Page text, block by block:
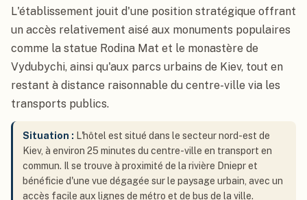
L'établissement jouit d'une position stratégique offrant
un accès relativement aisé aux monuments populaires
comme la statue Rodina Mat et le monastère de
Vydubychi, ainsi qu'aux parcs urbains de Kiev, tout en
restant à distance raisonnable du centre-ville via les
transports publics.
Situation : L'hôtel est situé dans le secteur nord-est de
Kiev, à environ 25 minutes du centre-ville en transport en
commun. Il se trouve à proximité de la rivière Dniepr et
bénéficie d'une vue dégagée sur le paysage urbain, avec un
accès facile aux lignes de métro et de bus de la ville.